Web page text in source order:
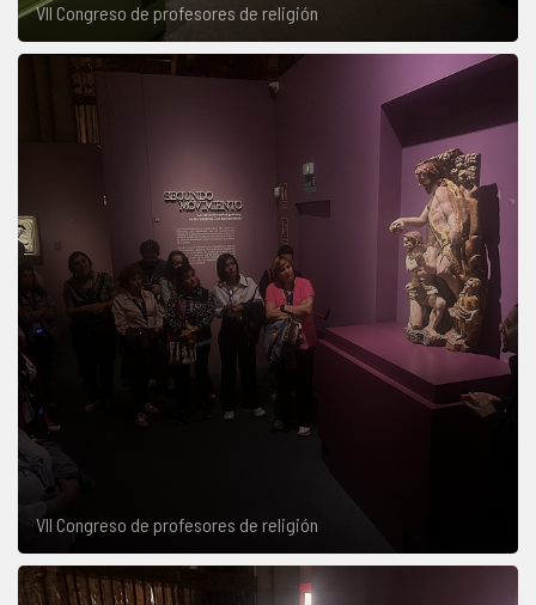
VII Congreso de profesores de religión
VII Congreso de profesores de religión